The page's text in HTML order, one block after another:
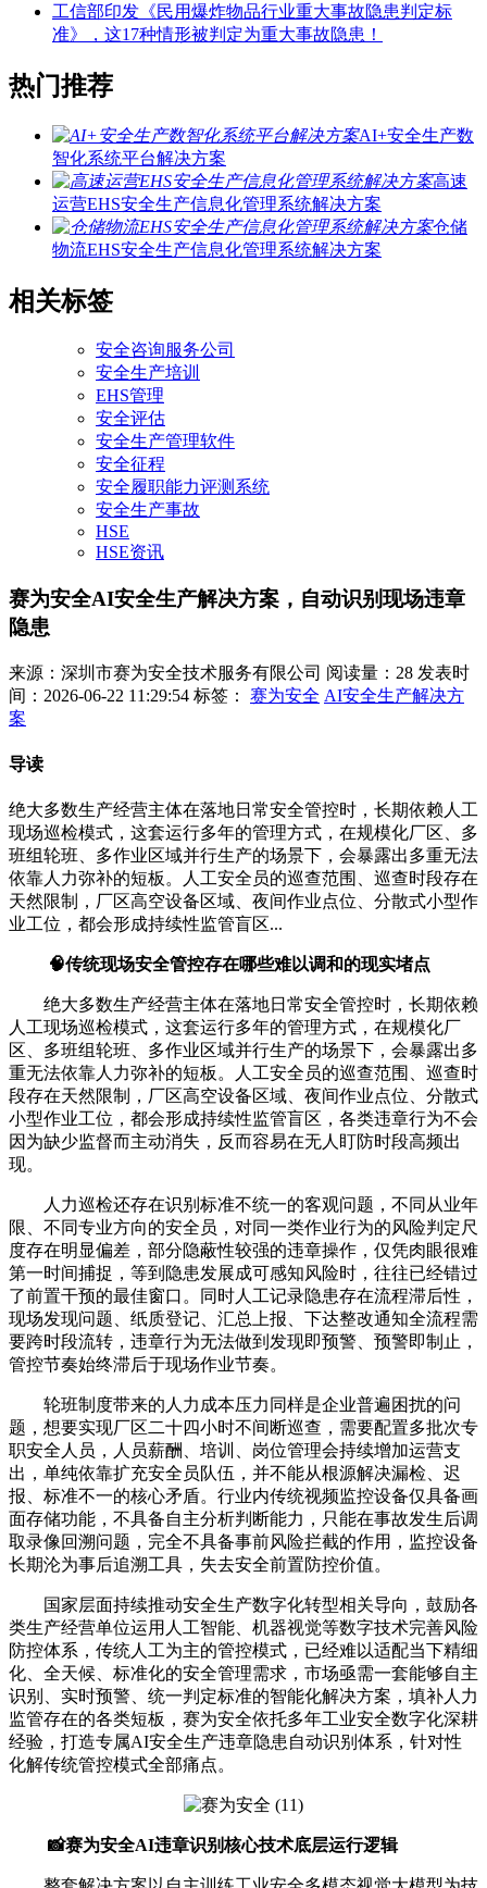
工信部印发《民用爆炸物品行业重大事故隐患判定标
准》，这17种情形被判定为重大事故隐患！
热门推荐
AI+安全生产数
智化系统平台解决方案
高速
运营EHS安全生产信息化管理系统解决方案
仓储
物流EHS安全生产信息化管理系统解决方案
相关标签
安全咨询服务公司
安全生产培训
EHS管理
安全评估
安全生产管理软件
安全征程
安全履职能力评测系统
安全生产事故
HSE
HSE资讯
赛为安全AI安全生产解决方案，自动识别现场违章
隐患
来源：深圳市赛为安全技术服务有限公司 阅读量：28 发表时
间：2026-06-22 11:29:54 标签： 赛为安全 AI安全生产解决方
案
导读
绝大多数生产经营主体在落地日常安全管控时，长期依赖人工
现场巡检模式，这套运行多年的管理方式，在规模化厂区、多
班组轮班、多作业区域并行生产的场景下，会暴露出多重无法
依靠人力弥补的短板。人工安全员的巡查范围、巡查时段存在
天然限制，厂区高空设备区域、夜间作业点位、分散式小型作
业工位，都会形成持续性监管盲区...
🧠传统现场安全管控存在哪些难以调和的现实堵点
绝大多数生产经营主体在落地日常安全管控时，长期依赖
人工现场巡检模式，这套运行多年的管理方式，在规模化厂
区、多班组轮班、多作业区域并行生产的场景下，会暴露出多
重无法依靠人力弥补的短板。人工安全员的巡查范围、巡查时
段存在天然限制，厂区高空设备区域、夜间作业点位、分散式
小型作业工位，都会形成持续性监管盲区，各类违章行为不会
因为缺少监督而主动消失，反而容易在无人盯防时段高频出
现。
人力巡检还存在识别标准不统一的客观问题，不同从业年
限、不同专业方向的安全员，对同一类作业行为的风险判定尺
度存在明显偏差，部分隐蔽性较强的违章操作，仅凭肉眼很难
第一时间捕捉，等到隐患发展成可感知风险时，往往已经错过
了前置干预的最佳窗口。同时人工记录隐患存在流程滞后性，
现场发现问题、纸质登记、汇总上报、下达整改通知全流程需
要跨时段流转，违章行为无法做到发现即预警、预警即制止，
管控节奏始终滞后于现场作业节奏。
轮班制度带来的人力成本压力同样是企业普遍困扰的问
题，想要实现厂区二十四小时不间断巡查，需要配置多批次专
职安全人员，人员薪酬、培训、岗位管理会持续增加运营支
出，单纯依靠扩充安全员队伍，并不能从根源解决漏检、迟
报、标准不一的核心矛盾。行业内传统视频监控设备仅具备画
面存储功能，不具备自主分析判断能力，只能在事故发生后调
取录像回溯问题，完全不具备事前风险拦截的作用，监控设备
长期沦为事后追溯工具，失去安全前置防控价值。
国家层面持续推动安全生产数字化转型相关导向，鼓励各
类生产经营单位运用人工智能、机器视觉等数字技术完善风险
防控体系，传统人工为主的管控模式，已经难以适配当下精细
化、全天候、标准化的安全管理需求，市场亟需一套能够自主
识别、实时预警、统一判定标准的智能化解决方案，填补人力
监管存在的各类短板，赛为安全依托多年工业安全数字化深耕
经验，打造专属AI安全生产违章隐患自动识别体系，针对性
化解传统管控模式全部痛点。
📸赛为安全AI违章识别核心技术底层运行逻辑